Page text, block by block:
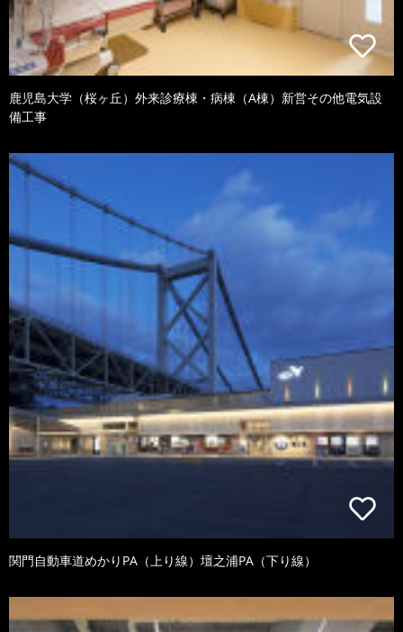
鹿児島大学（桜ヶ丘）外来診療棟・病棟（A棟）新営その他電気設
備工事
関門自動車道めかりPA（上り線）壇之浦PA（下り線）